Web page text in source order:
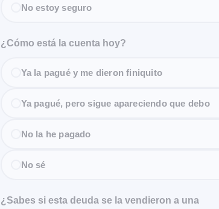
No estoy seguro
¿Cómo está la cuenta hoy?
Ya la pagué y me dieron finiquito
Ya pagué, pero sigue apareciendo que debo
No la he pagado
No sé
¿Sabes si esta deuda se la vendieron a una